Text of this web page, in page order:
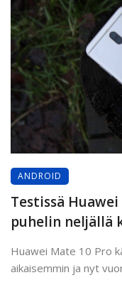
ANDROID
Testissä
puhelin neljällä
Huawei Mate 10 Pro
aikaisemmin ja nyt